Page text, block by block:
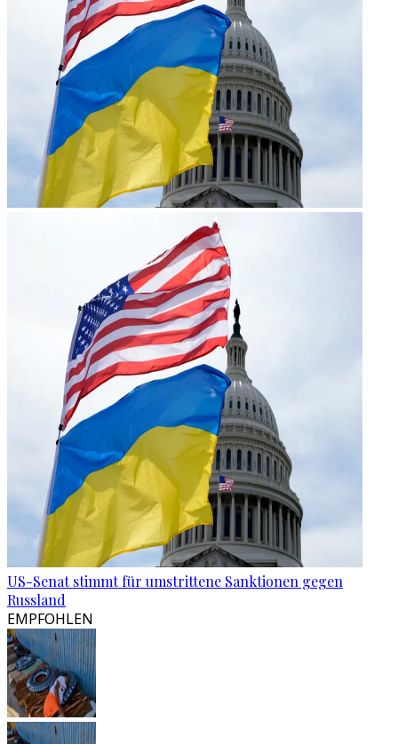
US-Senat stimmt für umstrittene Sanktionen gegen
Russland
EMPFOHLEN